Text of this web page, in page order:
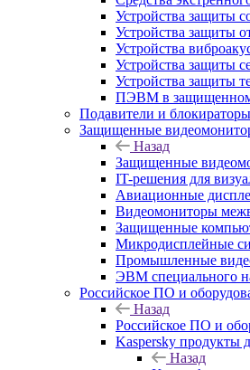
Устройства защиты
Устройства
Устройства
Устройства защиты
Устройства защиты
ПЭВМ в
Подавители и
Защищенные
Назад
Защищенные
IT-решения для
Авиационные
Видеомониторы
Защищенные
Микродисплейные
Промышленные
ЭВМ специального
Российское ПО и
Назад
Российское ПО и
Kaspersky продукты
Назад